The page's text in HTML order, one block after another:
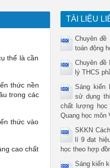
thể là cần
thức nền
trong các
thức vào
cao chất
TÀI LIỆU
Chuyên
toán động
Chuyên đề
lý THCS
Sáng kiến
sử dụng
chất lượng
Quang học môn
SKKN
lí 9 đạt
học theo hợp
Sáng kiến